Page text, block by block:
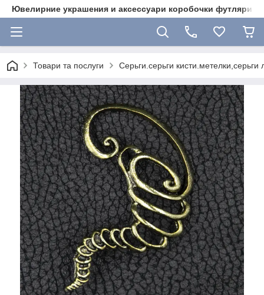
Ювелирние украшения и аксессуари коробочки футляри
Товари та послуги Серьги.серьги